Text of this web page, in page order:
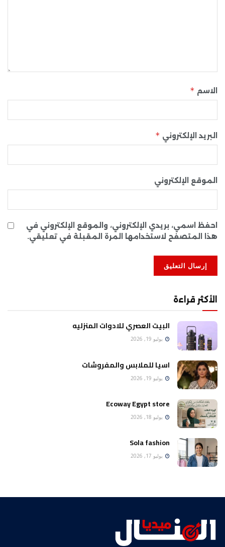
الاسم *
البريد الإلكتروني *
الموقع الإلكتروني
احفظ اسمي، بريدي الإلكتروني، والموقع الإلكتروني في
هذا المتصفح لاستخدامها المرة المقبلة في تعليقي.
الأكثر قراءة
البيت العصري للادوات المنزليه
يوليو 19, 2026
اسيا للملابس والمفروشات
يوليو 19, 2026
Ecoway Egypt store
يوليو 18, 2026
Sola fashion
يوليو 17, 2026